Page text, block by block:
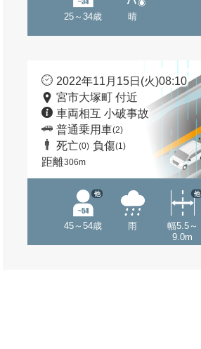
25～34歳 晴
2022年11月15日(火)08:10
宮市大塚町 付近
車両相互 小破事故
普通乗用車(2)
死亡(0) 負傷(1)
距離306m
45～54歳
他
雨
幅5.5～
9.0m
他